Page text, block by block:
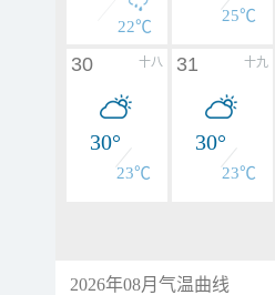
22℃
25℃
十八
30
30°
23℃
十九
31
30°
23℃
2026年08月气温曲线